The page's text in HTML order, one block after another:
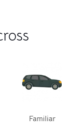
Familiar